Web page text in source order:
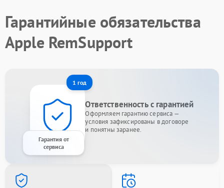
Гарантийные обязательства
Apple RemSupport
1 год
Гарантия от
сервиса
Ответственность с гарантией
Оформляем гарантию сервиса —
условия зафиксированы в договоре
и понятны заранее.